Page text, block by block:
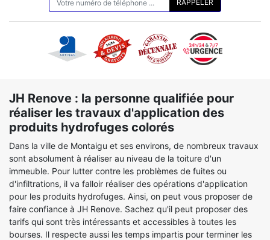
JH Renove : la personne qualifiée pour
réaliser les travaux d'application des
produits hydrofuges colorés
Dans la ville de Montaigu et ses environs, de nombreux travaux
sont absolument à réaliser au niveau de la toiture d'un
immeuble. Pour lutter contre les problèmes de fuites ou
d'infiltrations, il va falloir réaliser des opérations d'application
pour les produits hydrofuges. Ainsi, on peut vous proposer de
faire confiance à JH Renove. Sachez qu'il peut proposer des
tarifs qui sont très intéressants et accessibles à toutes les
bourses. Il respecte aussi les temps impartis pour terminer les